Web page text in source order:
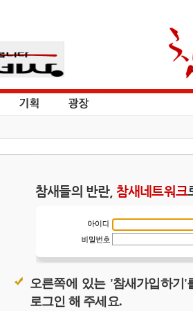
참새들의 반란, 참새네트워크
오른쪽에 있는 '참새가입하기
로그인 해 주세요.